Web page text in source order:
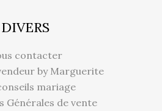
DIVERS
contacter
by Marguerite
mariage
Générales de vente